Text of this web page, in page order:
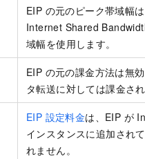
EIP の元のピーク帯域幅
Internet Shared
域幅を使用します。
EIP の元の課金方法は無
タ転送に対しては課金さ
EIP 設定料金は、EIP が
インスタンスに追加され
れません。